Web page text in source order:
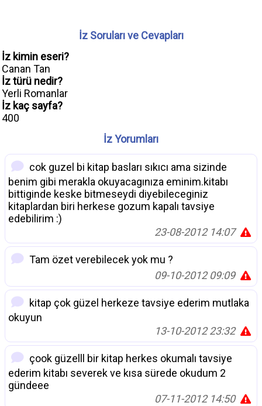
İz Soruları ve Cevapları
İz kimin eseri?
Canan Tan
İz türü nedir?
Yerli Romanlar
İz kaç sayfa?
400
İz Yorumları
cok guzel bi kitap basları sıkıcı ama sizinde
benim gibi merakla okuyacagınıza eminim.kitabı
bittiginde keske bitmeseydi diyebileceginiz
kitaplardan biri herkese gozum kapalı tavsiye
edebilirim :)
23-08-2012 14:07
Tam özet verebilecek yok mu ?
09-10-2012 09:09
kitap çok güzel herkeze tavsiye ederim mutlaka
okuyun
13-10-2012 23:32
çook güzelll bir kitap herkes okumalı tavsiye
ederim kitabı severek ve kısa sürede okudum 2
gündeee
07-11-2012 14:50